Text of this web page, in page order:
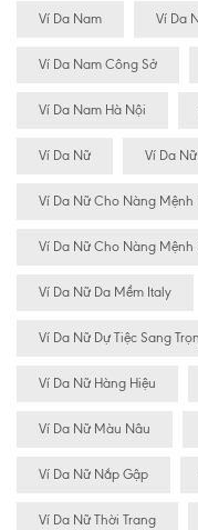
Ví Da Nam Ví Da
Ví Da Nam Công Sở
Ví Da Nam Hà Nội
Ví Da Nữ Ví Da
Ví Da Nữ Cho Nàng Mệnh
Ví Da Nữ Cho Nàng Mệnh
Ví Da Nữ Da Mềm Italy
Ví Da Nữ Dự Tiệc Sang
Ví Da Nữ Hàng Hiệu
Ví Da Nữ Màu Nâu
Ví Da Nữ Nắp Gập
Ví Da Nữ Thời Trang